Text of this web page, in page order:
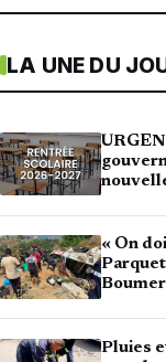
LA UNE DU
« On
Pluies